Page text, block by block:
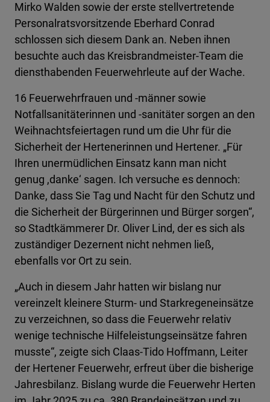
Mirko Walden sowie der erste stellvertretende
Personalratsvorsitzende Eberhard Conrad
schlossen sich diesem Dank an. Neben ihnen
besuchte auch das Kreisbrandmeister-Team die
diensthabenden Feuerwehrleute auf der Wache.
16 Feuerwehrfrauen und -männer sowie
Notfallsanitäterinnen und -sanitäter sorgen an den
Weihnachtsfeiertagen rund um die Uhr für die
Sicherheit der Hertenerinnen und Hertener. „Für
Ihren unermüdlichen Einsatz kann man nicht
genug ,danke‘ sagen. Ich versuche es dennoch:
Danke, dass Sie Tag und Nacht für den Schutz und
die Sicherheit der Bürgerinnen und Bürger sorgen“,
so Stadtkämmerer Dr. Oliver Lind, der es sich als
zuständiger Dezernent nicht nehmen ließ,
ebenfalls vor Ort zu sein.
„Auch in diesem Jahr hatten wir bislang nur
vereinzelt kleinere Sturm- und Starkregeneinsätze
zu verzeichnen, so dass die Feuerwehr relativ
wenige technische Hilfeleistungseinsätze fahren
musste“, zeigte sich Claas-Tido Hoffmann, Leiter
der Hertener Feuerwehr, erfreut über die bisherige
Jahresbilanz. Bislang wurde die Feuerwehr Herten